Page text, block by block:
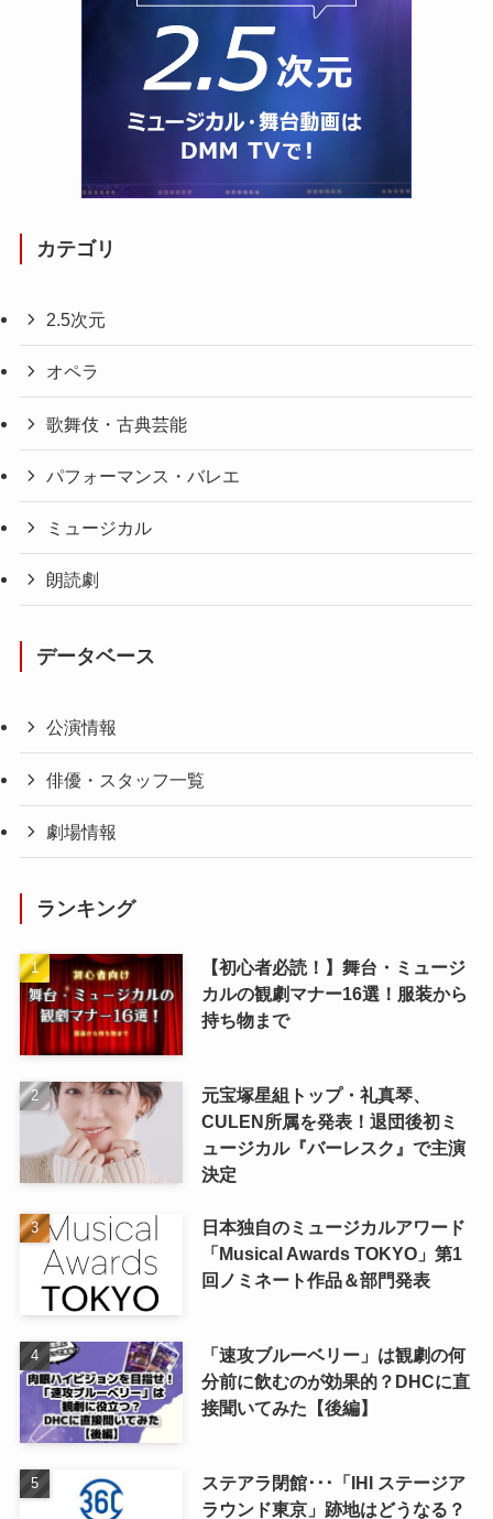
カテゴリ
2.5次元
オペラ
歌舞伎・古典芸能
パフォーマンス・バレエ
ミュージカル
朗読劇
データベース
公演情報
俳優・スタッフ一覧
劇場情報
ランキング
【初心者必読！】舞台・ミュージ
カルの観劇マナー16選！服装から
持ち物まで
元宝塚星組トップ・礼真琴、
CULEN所属を発表！退団後初ミ
ュージカル『バーレスク』で主演
決定
日本独自のミュージカルアワード
「Musical Awards TOKYO」第1
回ノミネート作品＆部門発表
「速攻ブルーベリー」は観劇の何
分前に飲むのが効果的？DHCに直
接聞いてみた【後編】
ステアラ閉館･･･「IHI ステージア
ラウンド東京」跡地はどうなる？